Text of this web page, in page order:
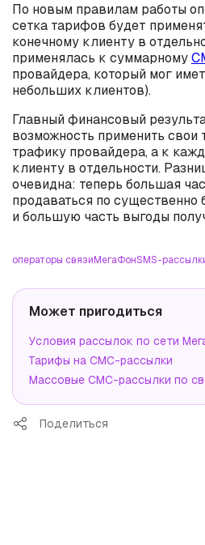
По новым правилам работы
сетка тарифов будет
конечному клиенту в
применялась к суммарному
провайдера, который мог
небольших клиентов).
Главный финансовый
возможность применить
трафику провайдера, а к
клиенту в отдельности.
очевидна: теперь большая
продаваться по существенно
и большую часть выгоды
операторы связиМегаФонSMS-
Может пригодиться
Условия рассылок по сети
Тарифы на СМС-рассылки
Массовые СМС-рассылки по
Поделиться